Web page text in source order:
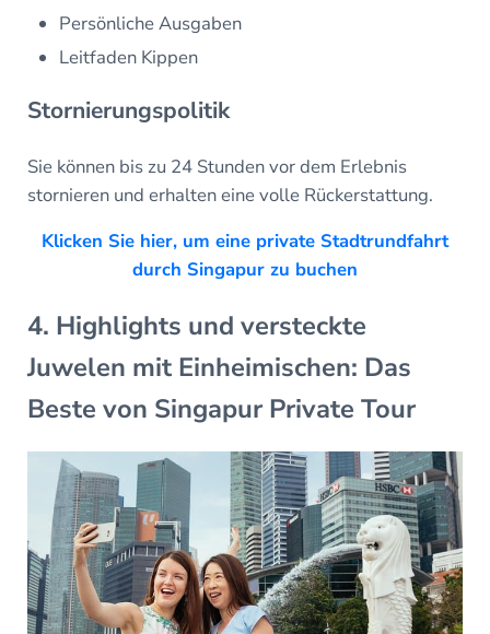
Persönliche Ausgaben
Leitfaden Kippen
Stornierungspolitik
Sie können bis zu 24 Stunden vor dem Erlebnis
stornieren und erhalten eine volle Rückerstattung.
Klicken Sie hier, um eine private Stadtrundfahrt
durch Singapur zu buchen
4. Highlights und versteckte
Juwelen mit Einheimischen: Das
Beste von Singapur Private Tour